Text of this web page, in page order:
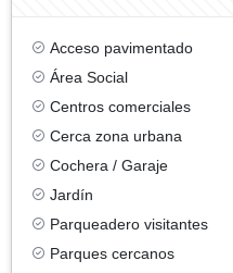
Acceso pavimentado
Área Social
Centros comerciales
Cerca zona urbana
Cochera / Garaje
Jardín
Parqueadero visitantes
Parques cercanos